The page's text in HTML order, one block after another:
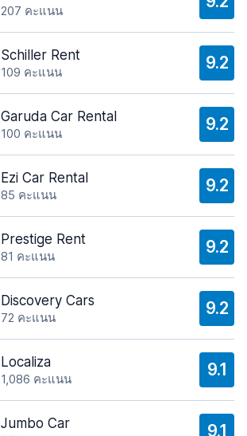
207 คะแนน
Schiller Rent
109 คะแนน 9.2
Garuda Car Rental
100 คะแนน 9.2
Ezi Car Rental
85 คะแนน 9.2
Prestige Rent
81 คะแนน 9.2
Discovery Cars
72 คะแนน 9.2
Localiza
1,086 คะแนน 9.1
Jumbo Car 9.1